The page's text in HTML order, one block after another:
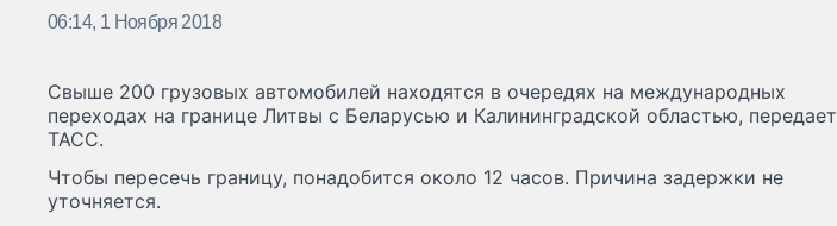
06:14, 1 Ноября 2018
Свыше 200 грузовых автомобилей находятся в очередях на международных
переходах на границе Литвы с Беларусью и Калининградской областью, передает
ТАСС.
Чтобы пересечь границу, понадобится около 12 часов. Причина задержки не
уточняется.